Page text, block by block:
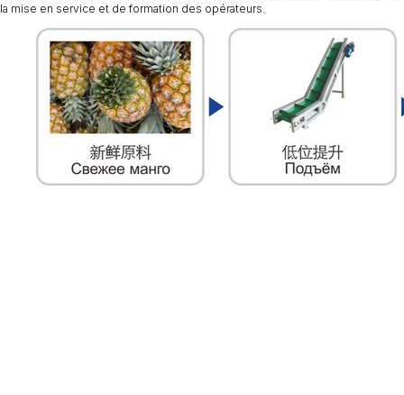
la mise en service et de formation des opérateurs.